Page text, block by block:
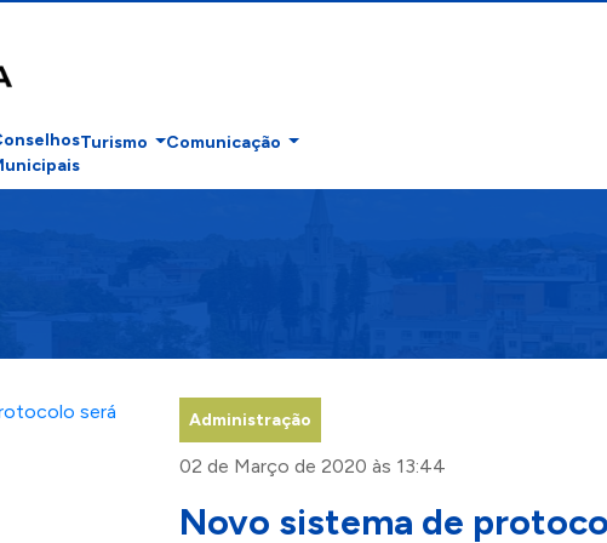
Turismo Comunicação
Administração
02 de Março de 2020 às 13:44
Novo sistema de